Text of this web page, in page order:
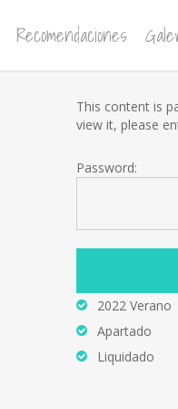
Recomendaciones
This content is
view it, please
Password:
2022 Verano
Apartado
Liquidado